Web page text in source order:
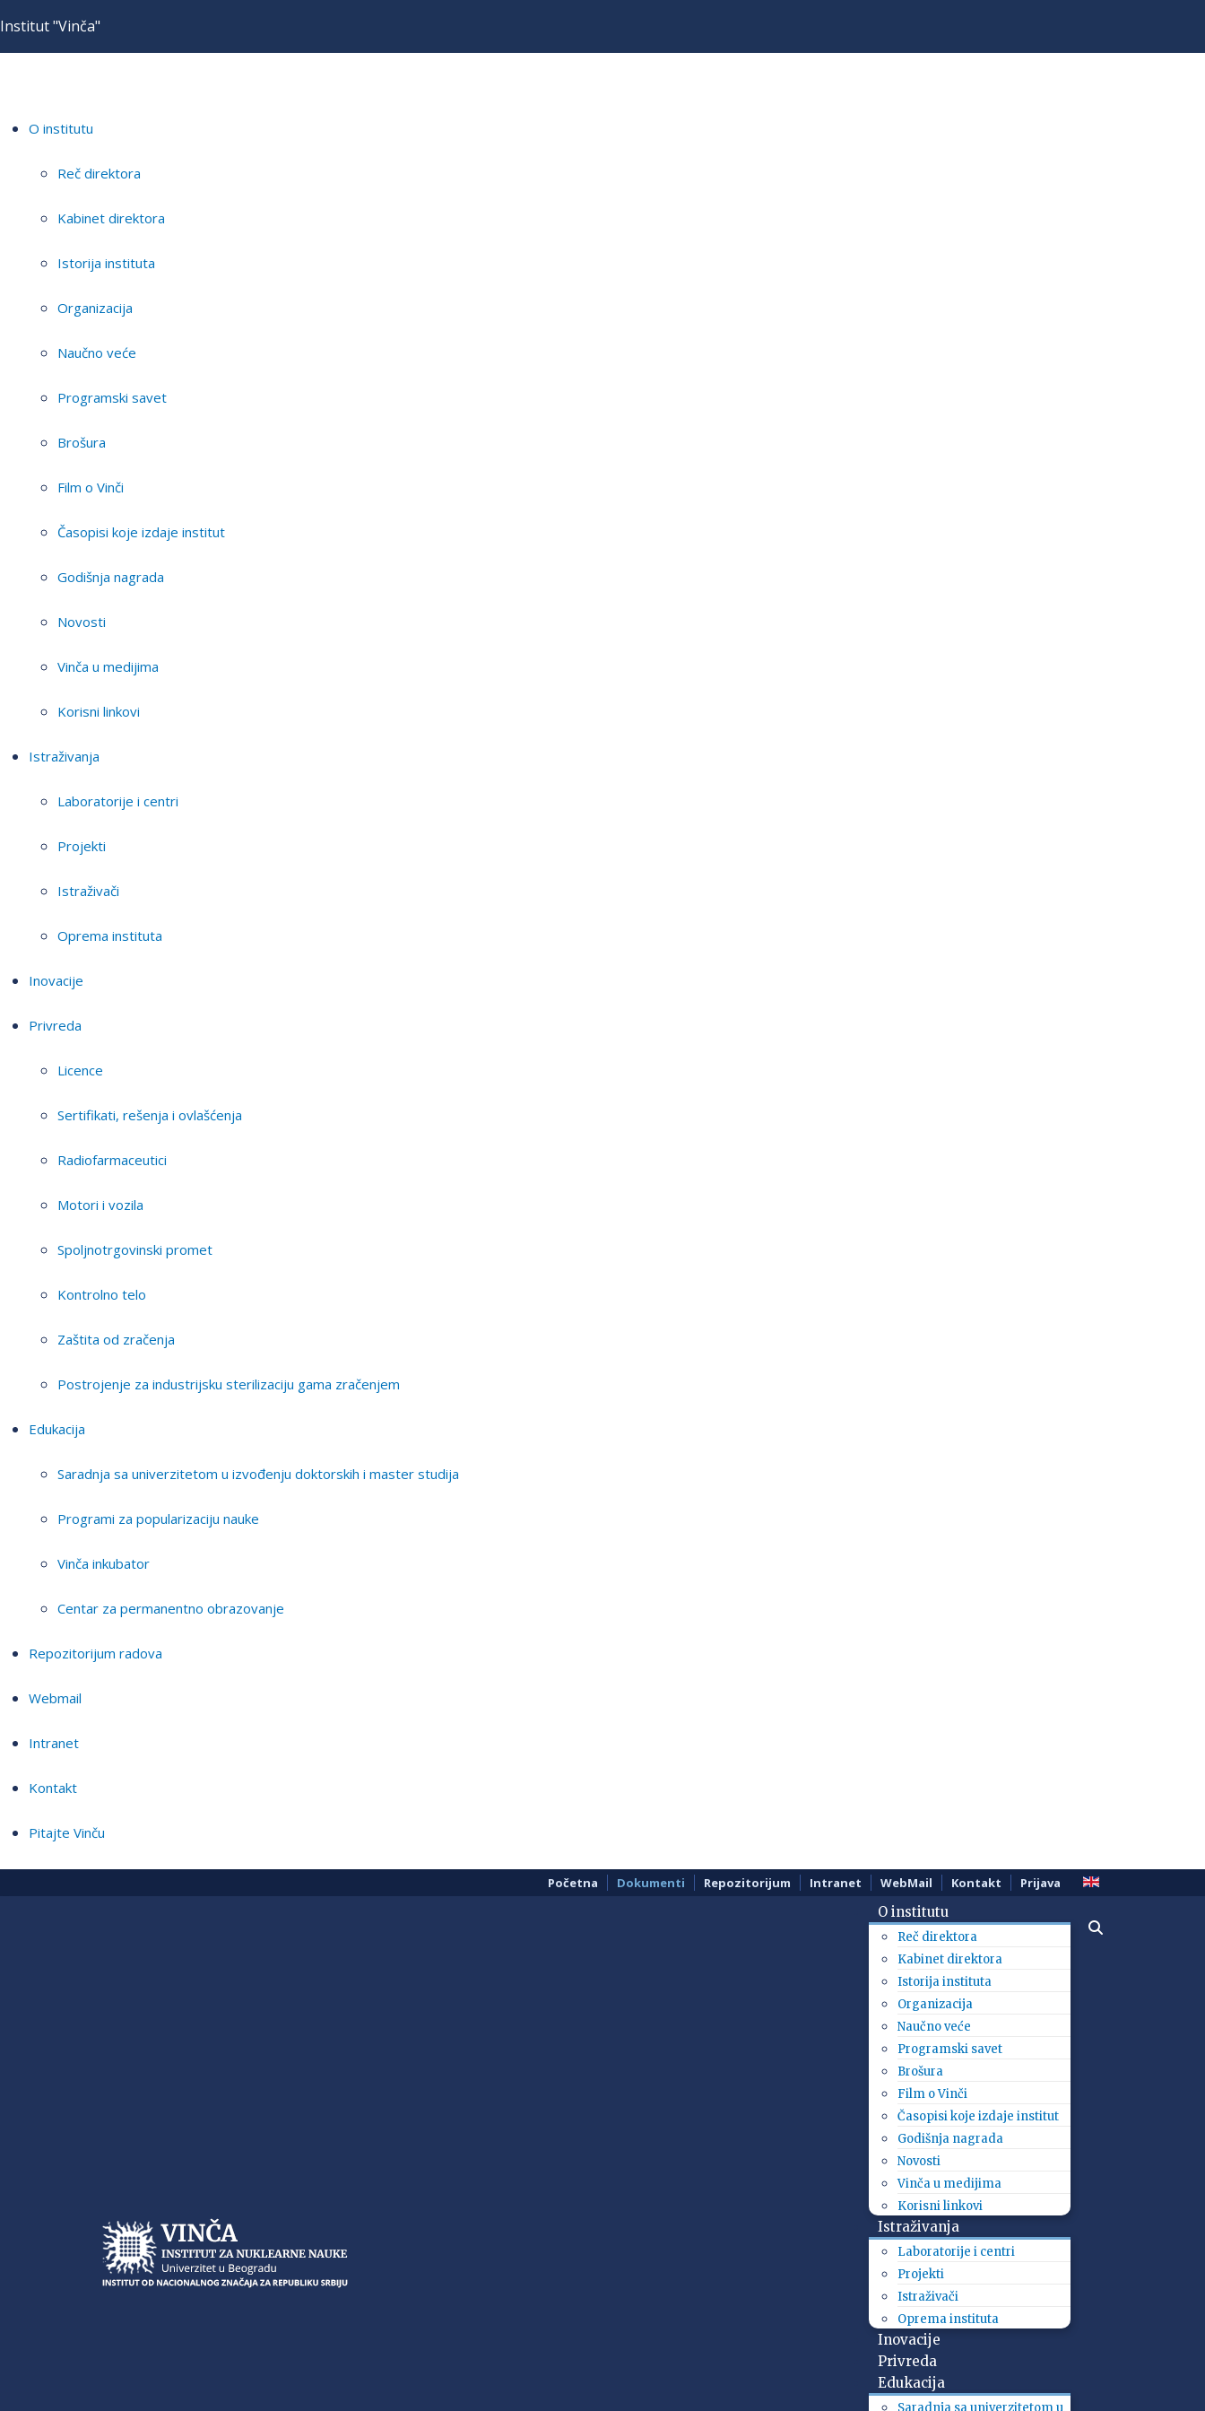
Institut "Vinča"
O institutu
Reč direktora
Kabinet direktora
Istorija instituta
Organizacija
Naučno veće
Programski savet
Brošura
Film o Vinči
Časopisi koje izdaje institut
Godišnja nagrada
Novosti
Vinča u medijima
Korisni linkovi
Istraživanja
Laboratorije i centri
Projekti
Istraživači
Oprema instituta
Inovacije
Privreda
Licence
Sertifikati, rešenja i ovlašćenja
Radiofarmaceutici
Motori i vozila
Spoljnotrgovinski promet
Kontrolno telo
Zaštita od zračenja
Postrojenje za industrijsku sterilizaciju gama zračenjem
Edukacija
Saradnja sa univerzitetom u izvođenju doktorskih i master studija
Programi za popularizaciju nauke
Vinča inkubator
Centar za permanentno obrazovanje
Repozitorijum radova
Webmail
Intranet
Kontakt
Pitajte Vinču
Početna Dokumenti Repozitorijum Intranet WebMail Kontakt Prijava
O institutu
Reč direktora
Kabinet direktora
Istorija instituta
Organizacija
Naučno veće
Programski savet
Brošura
Film o Vinči
Časopisi koje izdaje institut
Godišnja nagrada
Novosti
Vinča u medijima
Korisni linkovi
Istraživanja
Laboratorije i centri
Projekti
Istraživači
Oprema instituta
Inovacije
Privreda
Edukacija
Saradnja sa univerzitetom u